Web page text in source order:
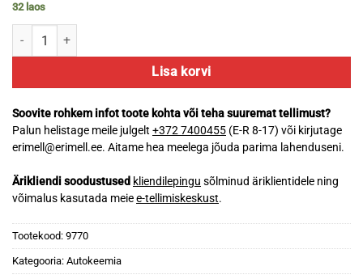
32 laos
Mannol 9770 Karburaatoripuh. 600ml kogus
Lisa korvi
Soovite rohkem infot toote kohta või teha suuremat tellimust?
Palun helistage meile julgelt +372 7400455 (E-R 8-17) või kirjutage
erimell@erimell.ee. Aitame hea meelega jõuda parima lahenduseni.
Ärikliendi soodustused kliendilepingu sõlminud äriklientidele ning
võimalus kasutada meiee-tellimiskeskust.
Tootekood: 9770
Kategooria: Autokeemia